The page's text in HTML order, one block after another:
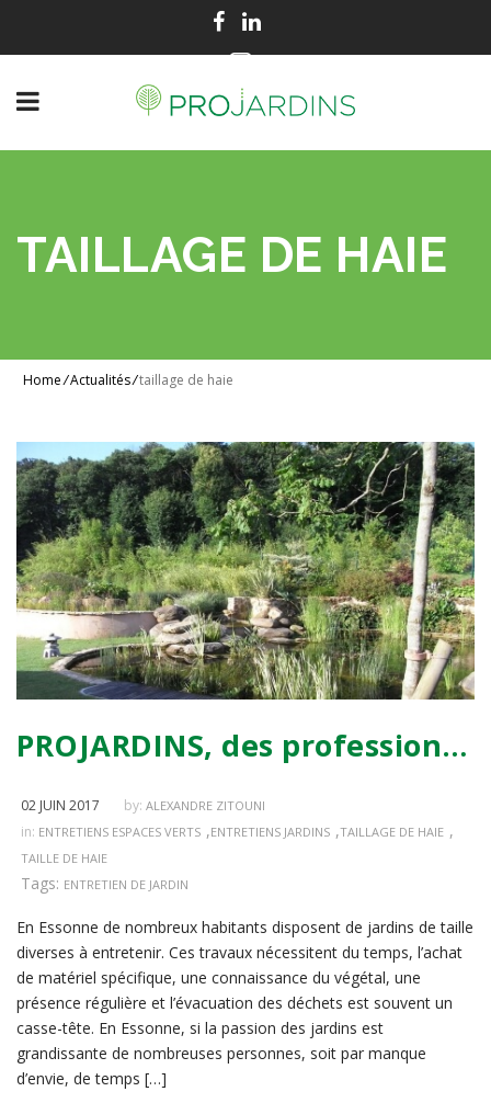
TAILLAGE DE HAIE
Home/Actualités/taillage de haie
PROJARDINS, des professionnels pour l’entretien de jardin en Essonne
02 JUIN 2017 by: ALEXANDRE ZITOUNI
in: ENTRETIENS ESPACES VERTS ,ENTRETIENS JARDINS ,TAILLAGE DE HAIE ,
TAILLE DE HAIE
Tags: ENTRETIEN DE JARDIN
En Essonne de nombreux habitants disposent de jardins de taille
diverses à entretenir. Ces travaux nécessitent du temps, l’achat
de matériel spécifique, une connaissance du végétal, une
présence régulière et l’évacuation des déchets est souvent un
casse-tête. En Essonne, si la passion des jardins est
grandissante de nombreuses personnes, soit par manque
d’envie, de temps […]